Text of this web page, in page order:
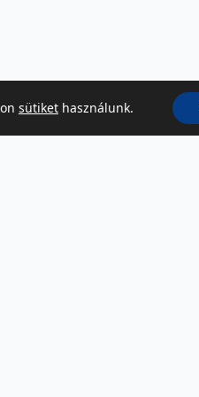
sütikethasználunk.